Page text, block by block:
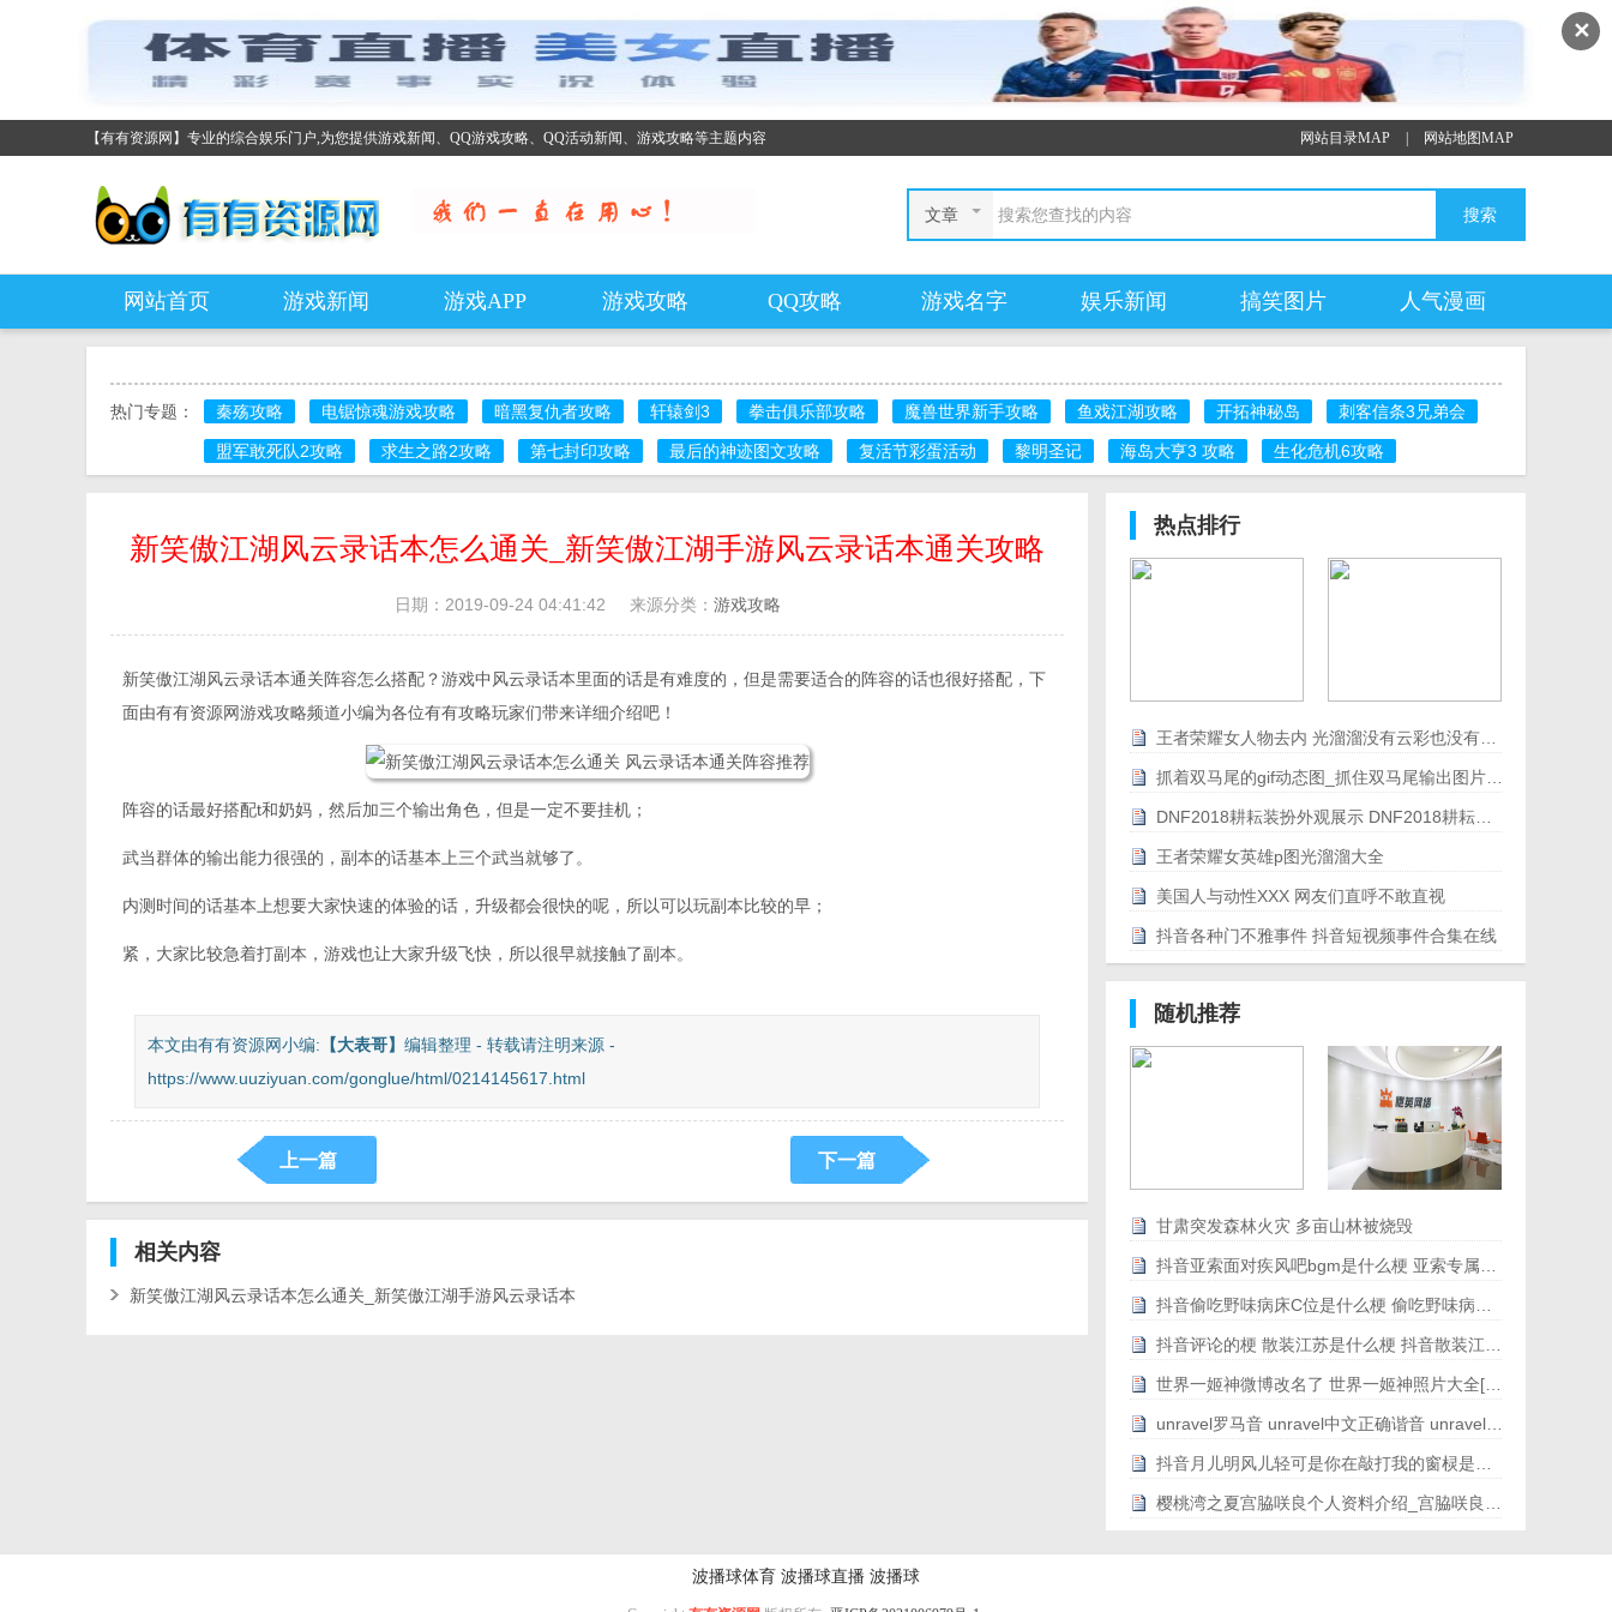
✕
【有有资源网】专业的综合娱乐门户,为您提供游戏新闻、QQ游戏攻略、QQ活动新闻、游戏攻略等主题内容 网站目录MAP 网站地图MAP
文章
网站首页 游戏新闻 游戏APP 游戏攻略 QQ攻略 游戏名字 娱乐新闻 搞笑图片 人气漫画
热门专题： 秦殇攻略 电锯惊魂游戏攻略 暗黑复仇者攻略 轩辕剑3 拳击俱乐部攻略 魔兽世界新手攻略 鱼戏江湖攻略 开拓神秘岛 刺客信条3兄弟会
盟军敢死队2攻略 求生之路2攻略 第七封印攻略 最后的神迹图文攻略 复活节彩蛋活动 黎明圣记 海岛大亨3 攻略 生化危机6攻略
新笑傲江湖风云录话本怎么通关_新笑傲江湖手游风云录话本通关攻略
日期：2019-09-24 04:41:42 来源分类： 游戏攻略
新笑傲江湖风云录话本通关阵容怎么搭配？游戏中风云录话本里面的话是有难度的，但是需要适合的阵容的话也很好搭配，下
面由有有资源网游戏攻略频道小编为各位有有攻略玩家们带来详细介绍吧！
阵容的话最好搭配t和奶妈，然后加三个输出角色，但是一定不要挂机；
武当群体的输出能力很强的，副本的话基本上三个武当就够了。
内测时间的话基本上想要大家快速的体验的话，升级都会很快的呢，所以可以玩副本比较的早；
紧，大家比较急着打副本，游戏也让大家升级飞快，所以很早就接触了副本。
本文由有有资源网小编: 【大表哥】 编辑整理 - 转载请注明来源 -
https://www.uuziyuan.com/gonglue/html/0214145617.html
上一篇 下一篇
相关内容
新笑傲江湖风云录话本怎么通关_新笑傲江湖手游风云录话本
热点排行
王者荣耀女英雄p图光溜溜大全
美国人与动性XXX 网友们直呼不敢直视
抖音各种门不雅事件 抖音短视频事件合集在线
随机推荐
甘肃突发森林火灾 多亩山林被烧毁
波播球体育 波播球直播 波播球